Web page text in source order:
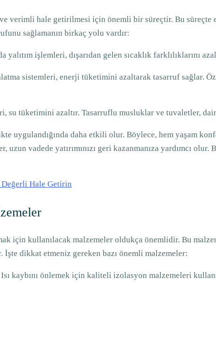
verimli hale getirilmesi için önemli bir süreçtir. Bu süreçte
sağlamanın birkaç yolu vardır:
yalıtım işlemleri, dışarıdan gelen sıcaklık farklılıklarını
sistemleri, enerji tüketimini azaltarak tasarruf sağlar.
su tüketimini azaltır. Tasarruflu musluklar ve tuvaletler,
uygulandığında daha etkili olur. Böylece, hem yaşam
vadede yatırımınızı geri kazanmanıza yardımcı olur.
Hale Getirin
için kullanılacak malzemeler oldukça önemlidir. Bu
İşte dikkat etmeniz gereken bazı önemli malzemeler:
kaybını önlemek için kaliteli izolasyon malzemeleri